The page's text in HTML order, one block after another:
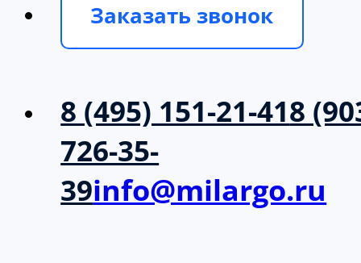
Заказать звонок
8 (495) 151-21-418
726-35-
39info@milargo.ru